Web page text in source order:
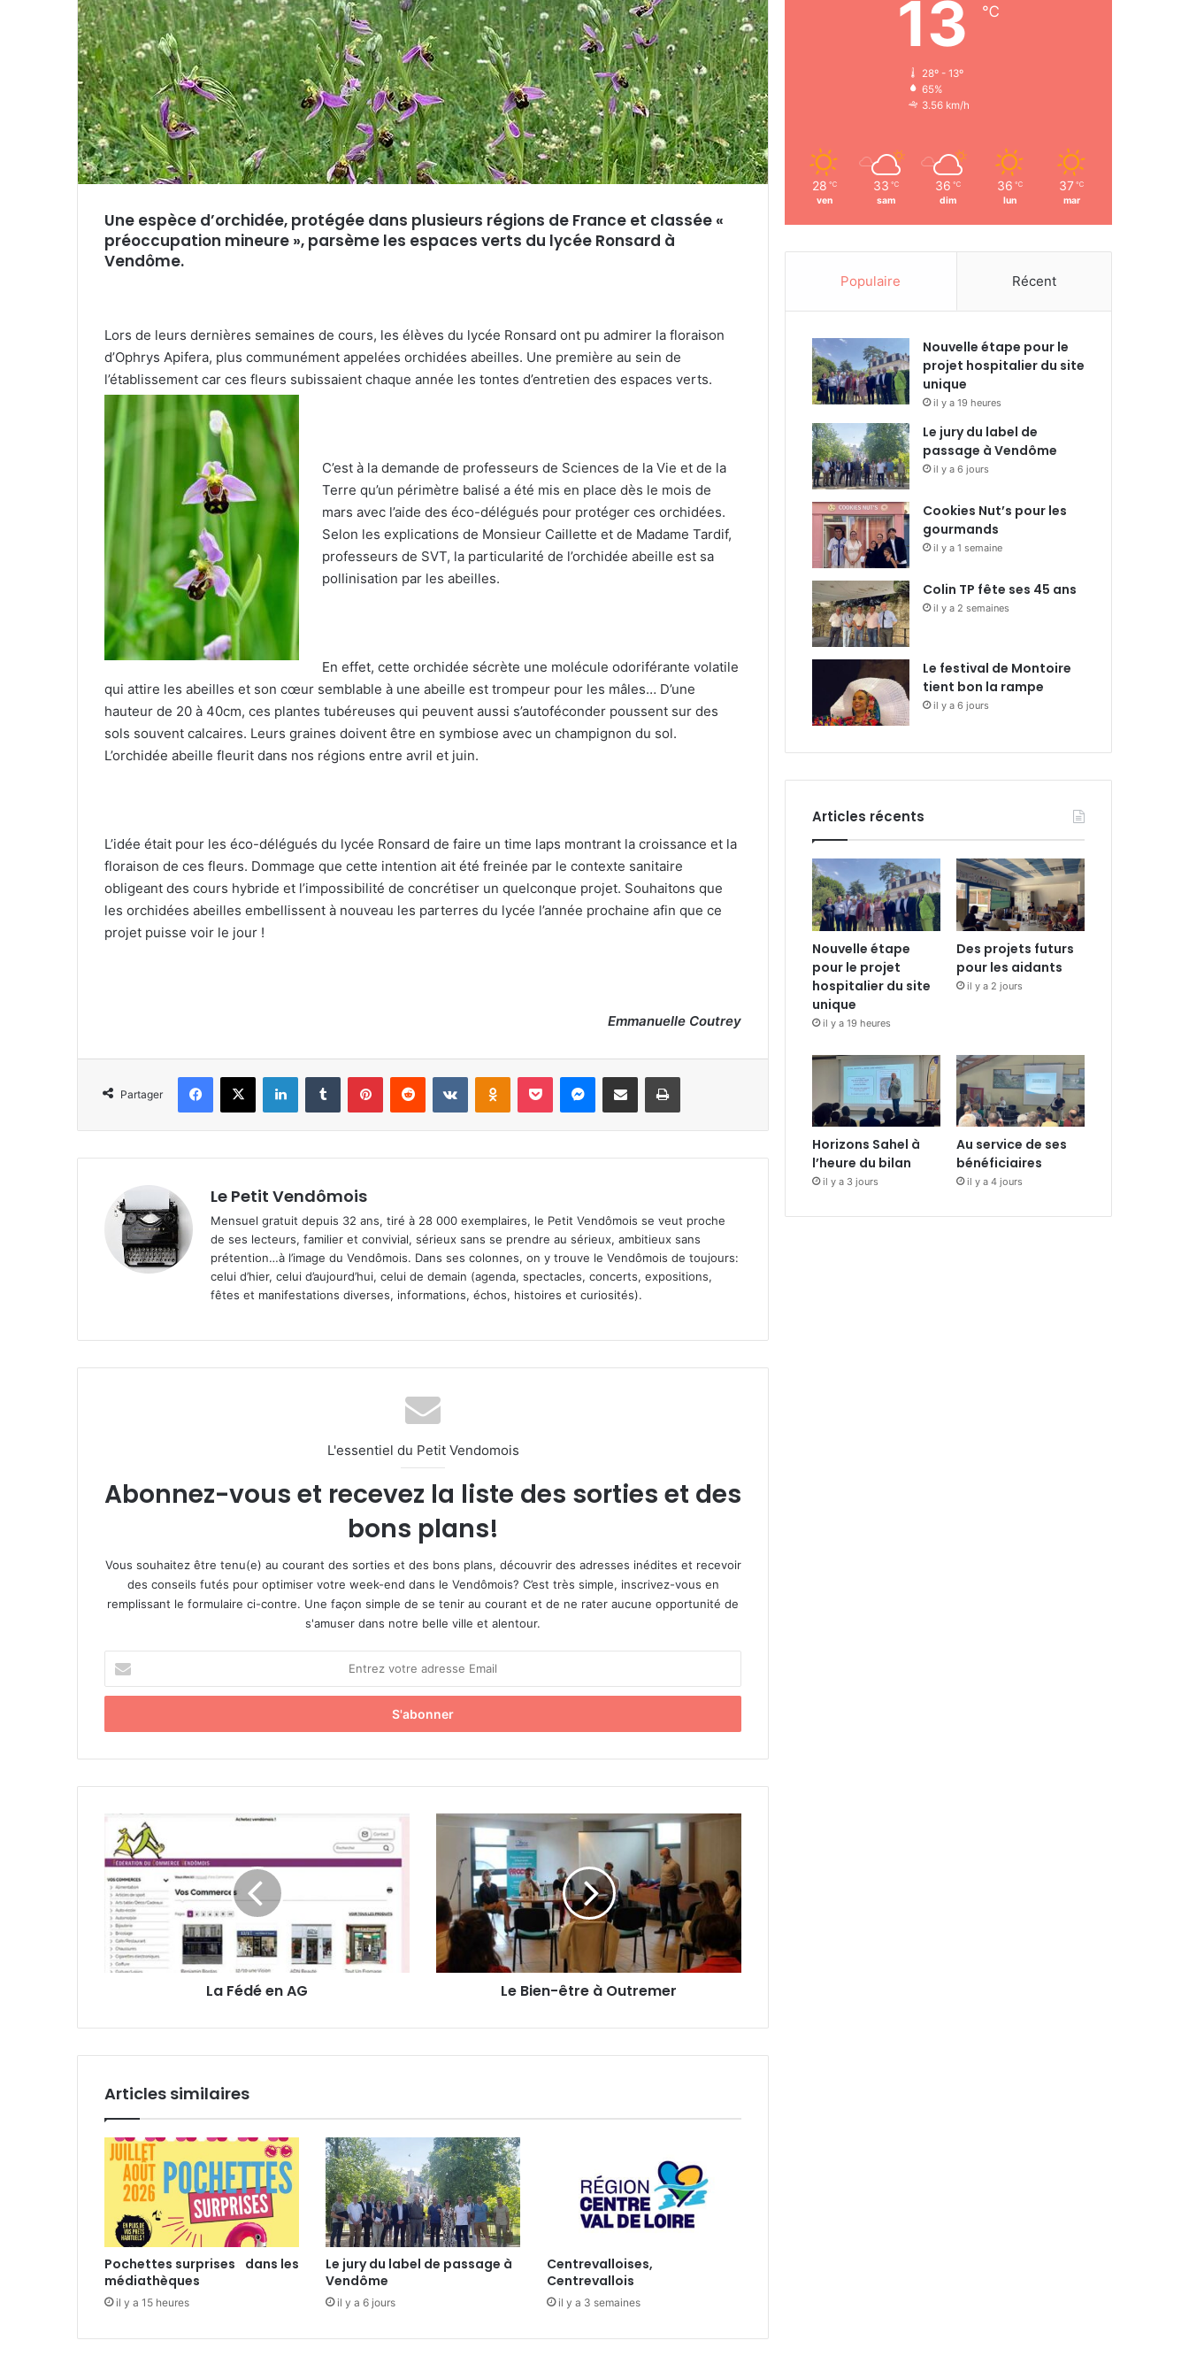
r
r
i
e
l
Une espèce d’orchidée, protégée dans plusieurs régions de France et classée «
préoccupation mineure », parsème les espaces verts du lycée Ronsard à
Vendôme.
Lors de leurs dernières semaines de cours, les élèves du lycée Ronsard ont pu admirer la floraison
d’Ophrys Apifera, plus communément appelées orchidées abeilles. Une première au sein de
l’établissement car ces fleurs subissaient chaque année les tontes d’entretien des espaces verts.
C’est à la demande de professeurs de Sciences de la Vie et de la
Terre qu’un périmètre balisé a été mis en place dès le mois de
mars avec l’aide des éco-délégués pour protéger ces orchidées.
Selon les explications de Monsieur Caillette et de Madame Tardif,
professeurs de SVT, la particularité de l’orchidée abeille est sa
pollinisation par les abeilles.
En effet, cette orchidée sécrète une molécule odoriférante volatile
qui attire les abeilles et son cœur semblable à une abeille est trompeur pour les mâles… D’une
hauteur de 20 à 40cm, ces plantes tubéreuses qui peuvent aussi s’autoféconder poussent sur des
sols souvent calcaires. Leurs graines doivent être en symbiose avec un champignon du sol.
L’orchidée abeille fleurit dans nos régions entre avril et juin.
L’idée était pour les éco-délégués du lycée Ronsard de faire un time laps montrant la croissance et la
floraison de ces fleurs. Dommage que cette intention ait été freinée par le contexte sanitaire
obligeant des cours hybride et l’impossibilité de concrétiser un quelconque projet. Souhaitons que
les orchidées abeilles embellissent à nouveau les parterres du lycée l’année prochaine afin que ce
projet puisse voir le jour !
Emmanuelle Coutrey
Partager
Le Petit Vendômois
Mensuel gratuit depuis 32 ans, tiré à 28 000 exemplaires, le Petit Vendômois se veut proche
de ses lecteurs, familier et convivial, sérieux sans se prendre au sérieux, ambitieux sans
prétention…à l’image du Vendômois. Dans ses colonnes, on y trouve le Vendômois de toujours:
celui d’hier, celui d’aujourd’hui, celui de demain (agenda, spectacles, concerts, expositions,
fêtes et manifestations diverses, informations, échos, histoires et curiosités).
L'essentiel du Petit Vendomois
Abonnez-vous et recevez la liste des sorties et des
bons plans!
Vous souhaitez être tenu(e) au courant des sorties et des bons plans, découvrir des adresses inédites et recevoir
des conseils futés pour optimiser votre week-end dans le Vendômois? C’est très simple, inscrivez-vous en
remplissant le formulaire ci-contre. Une façon simple de se tenir au courant et de ne rater aucune opportunité de
s'amuser dans notre belle ville et alentour.
t
e
o
a
d
e
e
a
F
é
d
é
e
n
A
La Fédé en AG
L
e
-
t
à
e
m
e
r
Le Bien-être à Outremer
Articles similaires
Pochettes surprises dans les
médiathèques
il y a 15 heures
Le jury du label de passage à
Vendôme
il y a 6 jours
Centrevalloises,
Centrevallois
il y a 3 semaines
13 ℃
28º - 13º
65%
3.56 km/h
28 ℃
ven
33 ℃
sam
36 ℃
dim
36 ℃
lun
37 ℃
mar
Populaire Récent
Nouvelle étape pour le
projet hospitalier du site
unique
il y a 19 heures
Le jury du label de
passage à Vendôme
il y a 6 jours
Cookies Nut’s pour les
gourmands
il y a 1 semaine
Colin TP fête ses 45 ans
il y a 2 semaines
Le festival de Montoire
tient bon la rampe
il y a 6 jours
Articles récents
Nouvelle étape
pour le projet
hospitalier du site
unique
il y a 19 heures
Des projets futurs
pour les aidants
il y a 2 jours
Horizons Sahel à
l’heure du bilan
il y a 3 jours
Au service de ses
bénéficiaires
il y a 4 jours